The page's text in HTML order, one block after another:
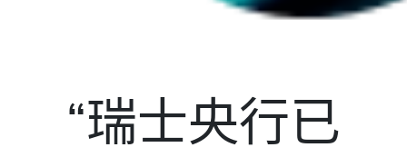
“瑞士央行已